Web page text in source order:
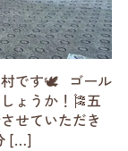
村です🕊️ ゴール
ょうか！🎏五
せていただき
[…]